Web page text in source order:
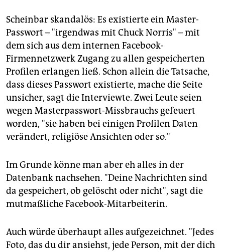
Scheinbar skandalös: Es existierte ein Master-
Passwort – "irgendwas mit Chuck Norris" – mit
dem sich aus dem internen Facebook-
Firmennetzwerk Zugang zu allen gespeicherten
Profilen erlangen ließ. Schon allein die Tatsache,
dass dieses Passwort existierte, mache die Seite
unsicher, sagt die Interviewte. Zwei Leute seien
wegen Masterpasswort-Missbrauchs gefeuert
worden, "sie haben bei einigen Profilen Daten
verändert, religiöse Ansichten oder so."
Im Grunde könne man aber eh alles in der
Datenbank nachsehen. "Deine Nachrichten sind
da gespeichert, ob gelöscht oder nicht", sagt die
mutmaßliche Facebook-Mitarbeiterin.
Auch würde überhaupt alles aufgezeichnet. "Jedes
Foto, das du dir ansiehst, jede Person, mit der dich